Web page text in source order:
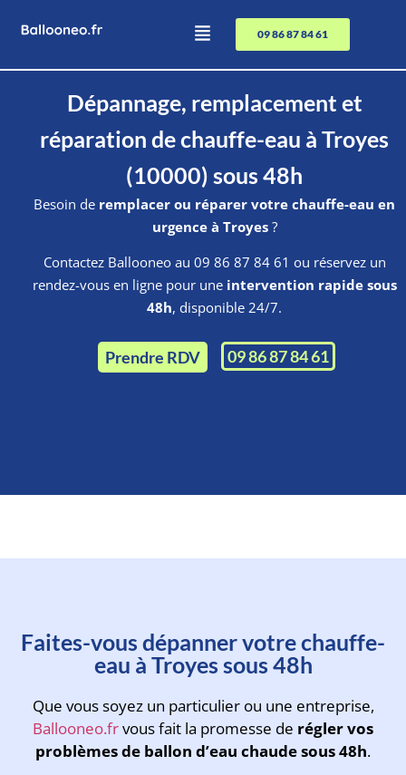
09 86 87 84 61
Dépannage, remplacement et
réparation de chauffe-eau à Troyes
(10000) sous 48h
Besoin de remplacer ou réparer votre chauffe-eau en
urgence à Troyes?
Contactez Ballooneo au 09 86 87 84 61 ou réservez un
rendez-vous en ligne pour une intervention rapide sous
48h, disponible 24/7.
Prendre RDV 09 86 87 84 61
Prenez rendez-vous avec un
technicien en moins d'une
minute
Faites-vous dépanner votre chauffe-
eau à Troyes sous 48h
Que vous soyez un particulier ou une entreprise,
Ballooneo.frvous fait la promesse de régler vos
problèmes de ballon d’eau chaude sous 48h.